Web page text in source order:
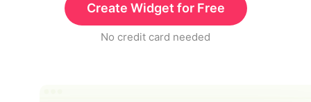
Create Widget for Free
No credit card needed